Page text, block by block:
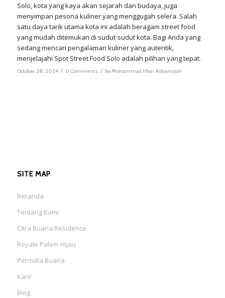
Solo, kota yang kaya akan sejarah dan budaya, juga
menyimpan pesona kuliner yang menggugah selera. Salah
satu daya tarik utama kota ini adalah beragam street food
yang mudah ditemukan di sudut-sudut kota. Bagi Anda yang
sedang mencari pengalaman kuliner yang autentik,
menjelajahi Spot Street Food Solo adalah pilihan yang tepat.
October 28, 2024 / 0 Comments / byMuhammad Irfan Ardiansyah
SITE MAP
Beranda
Tentang Kami
Citra Buana Residence
Royale Palem Hijau
Permata Buana
Karir
Blog